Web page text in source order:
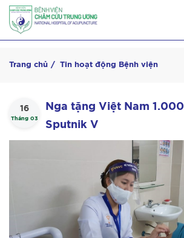
Trang chủ Tin hoạt động Bệnh viện
16
Tháng 03
Nga tặng Việt Nam
Sputnik V